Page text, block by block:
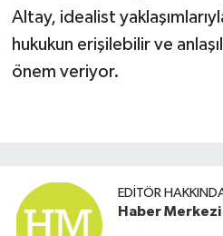
Altay, idealist
hukukun erişilebilir ve
önem veriyor.
EDITÖR
Haber Merkezi